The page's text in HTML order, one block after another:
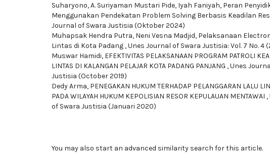
Suharyono, A. Suriyaman Mustari Pide, Iyah Faniyah, Peran
Menggunakan Pendekatan Problem Solving Berbasis Keadilan
Journal of Swara Justisia (Oktober 2024)
Muhapsak Hendra Putra, Neni Vesna Madjid, Pelaksanaan
Lintas di Kota Padang ,Unes Journal of Swara Justisia: Vol. 7 No.
Muswar Hamidi, EFEKTIVITAS PELAKSANAAN PROGRAM PATROLI
LINTAS DI KALANGAN PELAJAR KOTA PADANG PANJANG ,Unes
Justisia (October 2019)
Dedy Arma, PENEGAKAN HUKUM TERHADAP PELANGGARAN LALU
PADA WILAYAH HUKUM KEPOLISIAN RESOR KEPULAUAN MENTAWAI ,
of Swara Justisia (Januari 2020)
You may also start an advanced similarity search for this article.